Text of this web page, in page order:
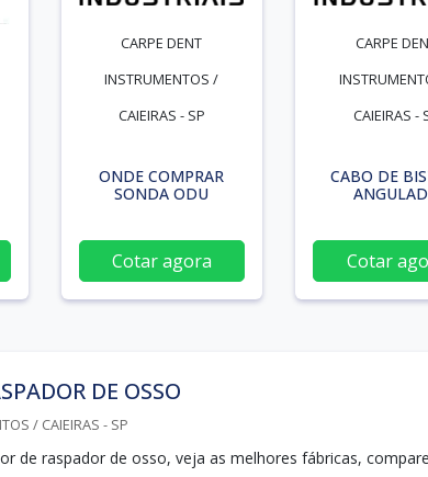
CARPE DENT
INSTRUMENTOS /
CAIEIRAS - SP
ONDE COMPRAR
SONDA ODU
Cotar agora
CARPE
CAIEIRAS -
CABO DE
Cotar
DE OSSO
/ CAIEIRAS - SP
de raspador de osso, veja as melhores fábricas, compare